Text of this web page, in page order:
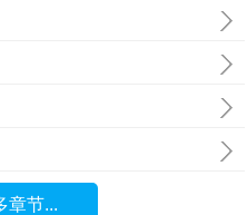
章节...